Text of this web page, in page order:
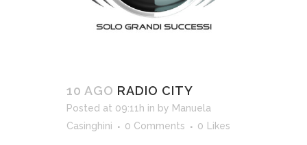
10 AGO RADIO CITY
Posted at 09:11h in by Manuela
Casinghini
0 Comments 0 Likes